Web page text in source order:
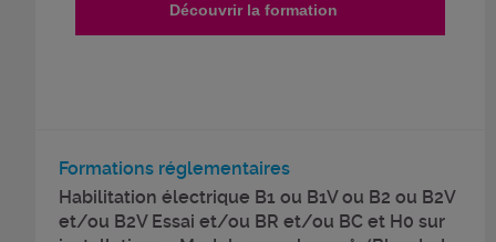
Découvrir la formation
Formations réglementaires
Habilitation électrique B1 ou B1V ou B2 ou B2V
et/ou B2V Essai et/ou BR et/ou BC et H0 sur